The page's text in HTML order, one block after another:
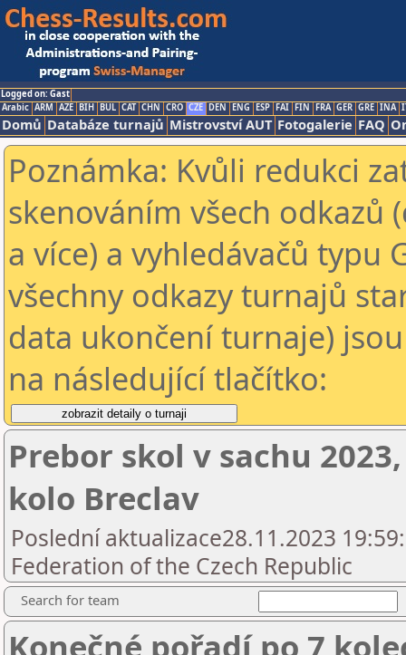
Logged on: Gast
Arabic ARM AZE BIH BUL CAT CHN CRO CZE DEN ENG ESP FAI FIN FRA GER GRE INA
Domů Databáze turnajů Mistrovství AUT Fotogalerie FAQ
Poznámka: Kvůli redukci
skenováním všech odkazů
a více) a vyhledávačů typu
všechny odkazy turnajů
data ukončení turnaje)
na následující tlačítko:
Prebor skol v sachu
kolo Breclav
Poslední aktualizace28.11.2023
Federation of the Czech Republic
Search for team
Konečné pořadí po 7